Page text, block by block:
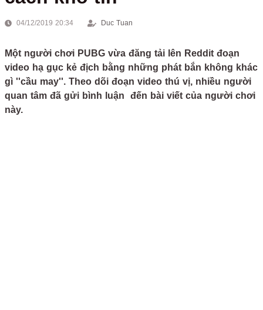
04/12/2019 20:34 Duc Tuan
Một người chơi PUBG vừa đăng tải lên Reddit đoạn
video hạ gục kẻ địch bằng những phát bắn không khác
gì ''cầu may''. Theo dõi đoạn video thú vị, nhiều người
quan tâm đã gửi bình luận đến bài viết của người chơi
này.